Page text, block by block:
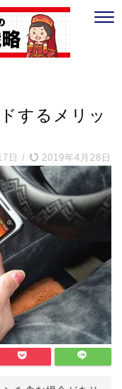
するメリッ
日 / 2019年4月28日